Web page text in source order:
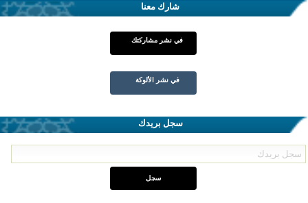
شارك معنا
في نشر مشاركتك
في نشر الألوكة
سجل بريدك